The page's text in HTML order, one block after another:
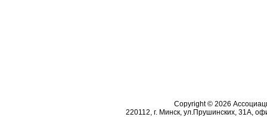
Copyright © 2026
220112, г. Минск, ул.Прушинских, 31А,